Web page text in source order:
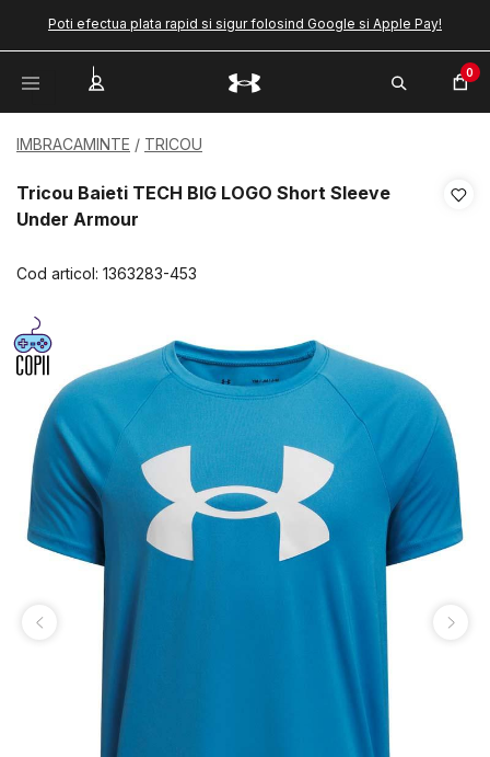
Poti efectua plata rapid si sigur folosind Google si Apple Pay!
0
IMBRACAMINTE TRICOU
Tricou Baieti TECH BIG LOGO Short Sleeve
Under Armour
Cod articol: 1363283-453